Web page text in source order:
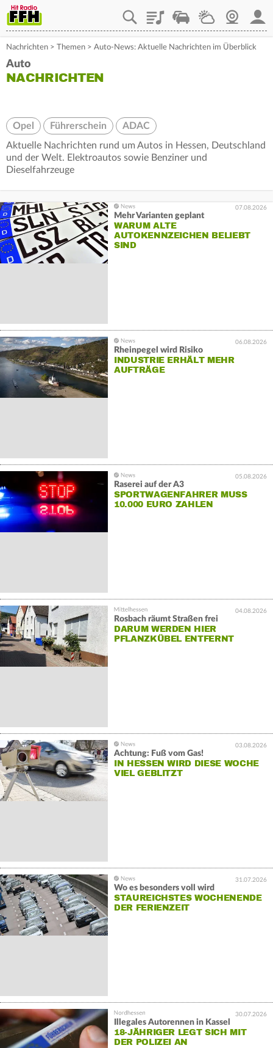
PlaylistStaupilotWetterWebcam
Nachrichten > Themen > Auto-News: Aktuelle Nachrichten im Überblick
Auto
NACHRICHTEN
Opel Führerschein
ADAC
Aktuelle Nachrichten rund um Autos in Hessen, Deutschland
und der Welt. Elektroautos sowie Benziner und
Dieselfahrzeuge
07.08.2026
Mehr Varianten geplant
WARUM ALTE
AUTOKENNZEICHEN BELIEBT
SIND
06.08.2026
Rheinpegel wird Risiko
INDUSTRIE ERHÄLT MEHR
AUFTRÄGE
05.08.2026
Raserei auf der A3
SPORTWAGENFAHRER MUSS
10.000 EURO ZAHLEN
04.08.2026
Rosbach räumt Straßen frei
DARUM WERDEN HIER
PFLANZKÜBEL ENTFERNT
03.08.2026
Achtung: Fuß vom Gas!
IN HESSEN WIRD DIESE WOCHE
VIEL GEBLITZT
31.07.2026
Wo es besonders voll wird
STAUREICHSTES WOCHENENDE
DER FERIENZEIT
30.07.2026
Illegales Autorennen in Kassel
18-JÄHRIGER LEGT SICH MIT
DER POLIZEI AN